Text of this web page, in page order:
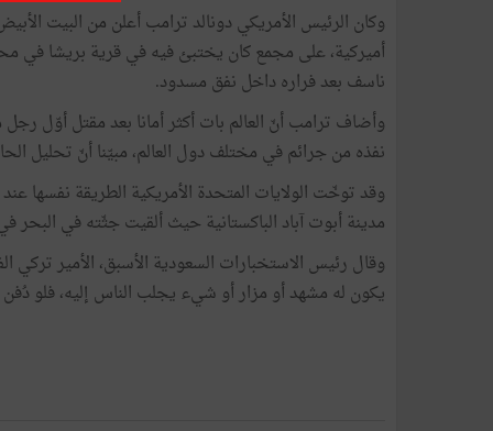
وكان الرئيس الأمريكي دونالد ترامب أعلن من البيت
أميركية، على مجمع كان يختبئ فيه في قرية بريشا في
ناسف بعد فراره داخل نفق مسدود.
وأضاف ترامب أنّ العالم بات أكثر أمانا بعد مقتل أوّل
نفذه من جرائم في مختلف دول العالم، مبيّنا أنّ تحليل
مدينة أبوت آباد الباكستانية حيث ألقيت جثّته في
يكون له مشهد أو مزار أو شيء يجلب الناس إليه، فلو